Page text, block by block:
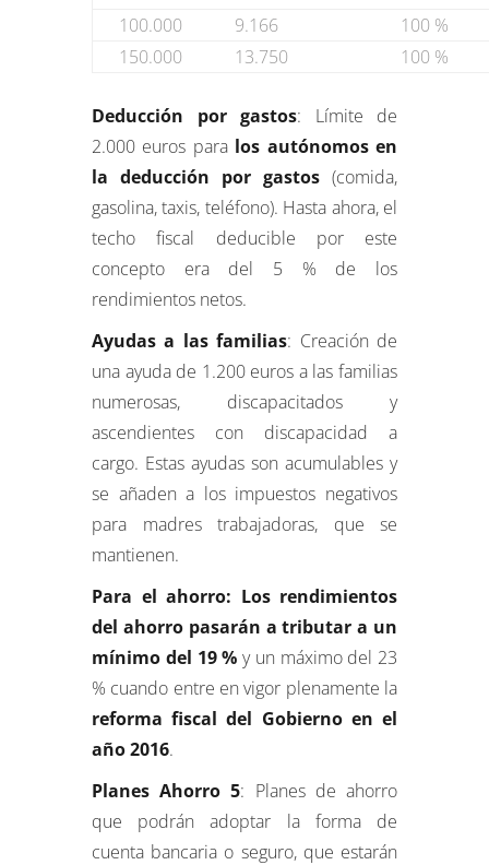
100.000
9.166
100 %
150.000
13.750 100 %
Deducción por gastos: Límite de
2.000 euros para los autónomos en
la deducción por gastos (comida,
gasolina, taxis, teléfono). Hasta ahora, el
techo fiscal deducible por este
concepto era del 5 % de los
rendimientos netos.
Ayudas a las familias: Creación de
una ayuda de 1.200 euros a las familias
numerosas, discapacitados y
ascendientes con discapacidad a
cargo. Estas ayudas son acumulables y
se añaden a los impuestos negativos
para madres trabajadoras, que se
mantienen.
Para el ahorro: Los rendimientos
del ahorro pasarán a tributar a un
mínimo del 19 % y un máximo del 23
% cuando entre en vigor plenamente la
reforma fiscal del Gobierno en el
año 2016.
Planes Ahorro 5: Planes de ahorro
que podrán adoptar la forma de
cuenta bancaria o seguro, que estarán